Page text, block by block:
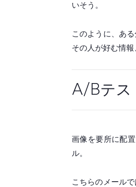
いそう。
このように、あ
その人が好む情
A/Bテス
画像を要所に配
ル。
こちらのメール